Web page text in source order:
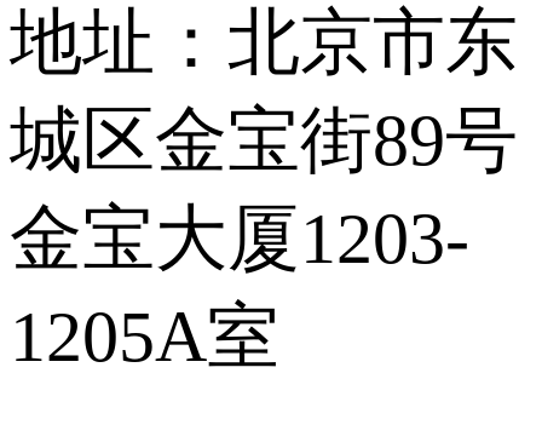
地址：北京市东
城区金宝街89号
金宝大厦1203-
1205A室